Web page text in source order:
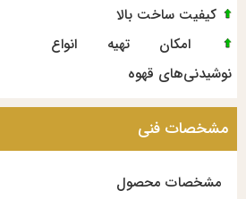
کیفیت ساخت بالا
امکان تهیه انواع
نوشیدنی‌های قهوه
مشخصات فنی
مشخصات محصول